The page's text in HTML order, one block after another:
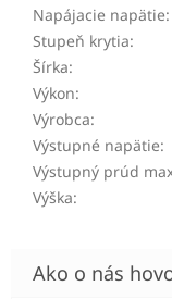
Napájacie napätie:
Stupeň krytia:
Šírka:
Výkon:
Výrobca:
Výstupné napätie:
Výstupný prúd
Výška: